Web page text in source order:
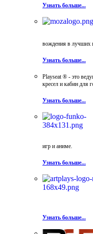
Узнать больше...
вождения в лучших
Узнать больше...
Playseat ® - это
кресел и кабин для
Узнать больше...
игр и аниме.
Узнать больше...
Узнать больше...